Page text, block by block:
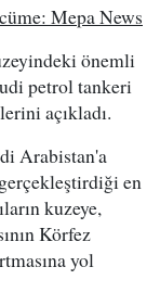
Mepa News
önemli
petrol tankeri
açıkladı.
Arabistan'a
en
kuzeye,
Körfez
yol